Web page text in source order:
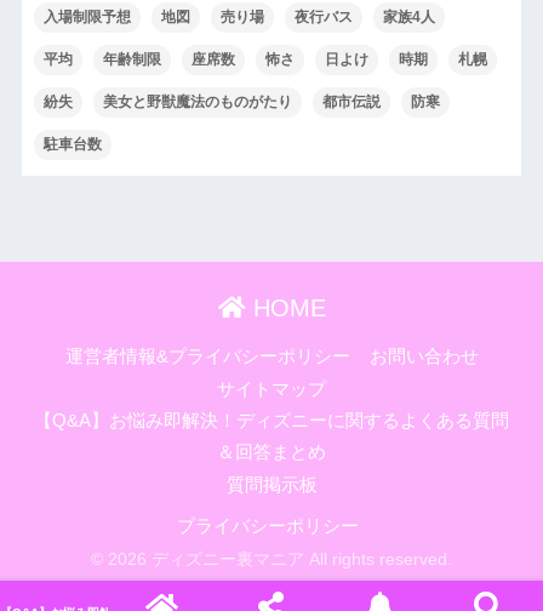
入場制限予想 地図 売り場 夜行バス 家族4人
平均 年齢制限 座席数 怖さ 日よけ 時期 札幌
紛失 美女と野獣魔法のものがたり 都市伝説 防寒
駐車台数
HOME
運営者情報&プライバシーポリシー
お問い合わせ
サイトマップ
【Q&A】お悩み即解決！ディズニーに関するよくある質問
＆回答まとめ
質問掲示板
プライバシーポリシー
© 2026 ディズニー裏マニア All rights reserved.